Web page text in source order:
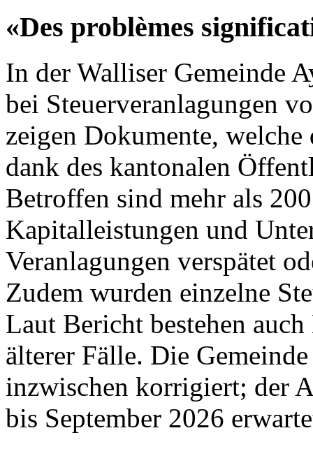
«Des problèmes
In der Walliser Gemeinde
bei Steuerveranlagungen
zeigen Dokumente,
dank des kantonalen
Betroffen sind mehr als
Kapitalleistungen und
Veranlagungen verspätet
Zudem wurden einzelne
Laut Bericht bestehen
älterer Fälle. Die
inzwischen korrigiert; der
bis September 2026